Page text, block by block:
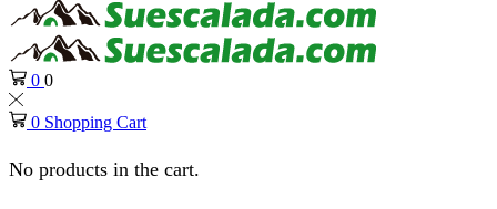
0 0
0 Shopping Cart
No products in the cart.